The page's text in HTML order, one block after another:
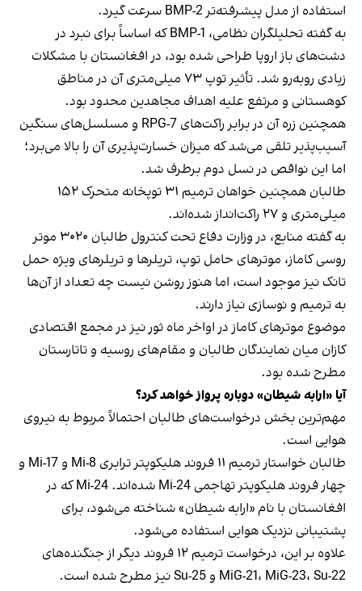
استفاده از مدل پیشرفته‌تر BMP-2 سرعت گیرد.
به گفته تحلیلگران نظامی، BMP-1 که اساساً برای نبرد در
دشت‌های باز اروپا طراحی شده بود، در افغانستان با مشکلات
زیادی روبه‌رو شد. تأثیر توپ ۷۳ میلی‌متری آن در مناطق
کوهستانی و مرتفع علیه اهداف مجاهدین محدود بود.
همچنین زره آن در برابر راکت‌های RPG-7 و مسلسل‌های سنگین
آسیب‌پذیر تلقی می‌شد که میزان خسارت‌پذیری آن را بالا می‌برد؛
اما این نواقص در نسل دوم برطرف شد.
طالبان همچنین خواهان ترمیم ۳۱ توپخانه متحرک ۱۵۲
میلی‌متری و ۲۷ راکت‌انداز شده‌اند.
به گفته منابع، در وزارت دفاع تحت کنترول طالبان ۳۰۲۰ موتر
روسی کاماز، موترهای حامل توپ، تریلرها و تریلرهای ویژه حمل
تانک نیز موجود است، اما هنوز روشن نیست چه تعداد از آن‌ها
به ترمیم و نوسازی نیاز دارند.
موضوع موترهای کاماز در اواخر ماه ثور نیز در مجمع اقتصادی
کازان میان نمایندگان طالبان و مقام‌های روسیه و تاتارستان
مطرح شده بود.
آیا «ارابه شیطان» دوباره پرواز خواهد کرد؟
مهم‌ترین بخش درخواست‌های طالبان احتمالاً مربوط به نیروی
هوایی است.
طالبان خواستار ترمیم ۱۱ فروند هلیکوپتر ترابری Mi-8 و Mi-17 و
چهار فروند هلیکوپتر تهاجمی Mi-24 شده‌اند. Mi-24 که در
افغانستان با نام «ارابه شیطان» شناخته می‌شود، برای
پشتیبانی نزدیک هوایی استفاده می‌شود.
علاوه بر این، درخواست ترمیم ۱۲ فروند دیگر از جنگنده‌های
MiG-21، MiG-23، Su-22 و Su-25 نیز مطرح شده است.